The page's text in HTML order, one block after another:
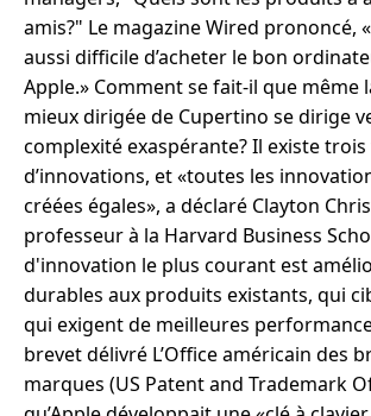
amis?" Le magazine Wired prononcé,
aussi difficile d’acheter le bon
Apple.» Comment se fait-il que même
mieux dirigée de Cupertino se dirige
complexité exaspérante? Il existe trois
d’innovations, et «toutes les
créées égales», a déclaré Clayton
professeur à la Harvard Business
d'innovation le plus courant est
durables aux produits existants, qui
qui exigent de meilleures
brevet délivré L’Office américain des
marques (US Patent and Trademark